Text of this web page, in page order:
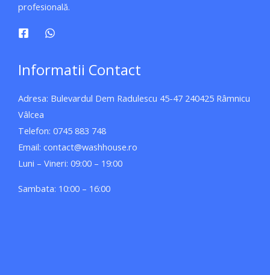
profesională.
Informatii Contact
Adresa: Bulevardul Dem Radulescu 45-47 240425 Râmnicu
Vâlcea
Telefon: 0745 883 748
Email: contact@washhouse.ro
Luni – Vineri: 09:00 – 19:00
Sambata: 10:00 – 16:00